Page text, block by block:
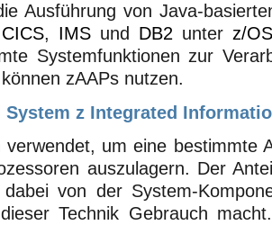
Ausführung von Java-
CICS, IMS und DB2 unter z/OS
Systemfunktionen zur
zAAPs nutzen.
System z Integrated
verwendet, um eine bestimmte
auszulagern. Der
von der System-
Technik Gebrauch